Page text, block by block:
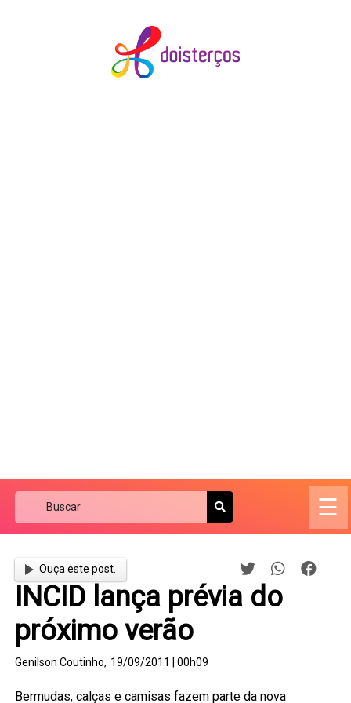
☰
Ouça este post.
INCID lança prévia do
próximo verão
Genilson Coutinho, 19/09/2011 | 00h09
Bermudas, calças e camisas fazem parte da nova